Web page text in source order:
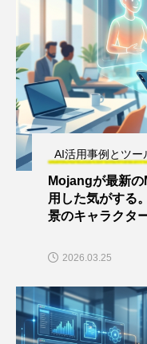
AI活用事例とツー
Mojangが最新
用した気がする
景のキャラクタ
2026.03.25